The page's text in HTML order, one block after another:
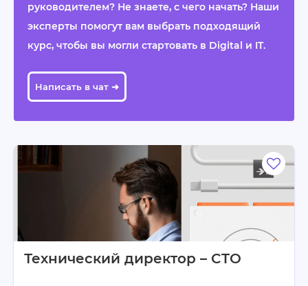
руководителем? Не знаете, с чего начать? Наши
эксперты помогут вам выбрать подходящий
курс, чтобы вы могли стартовать в Digital и IT.
Написать в чат ➜
Технический директор – CTO